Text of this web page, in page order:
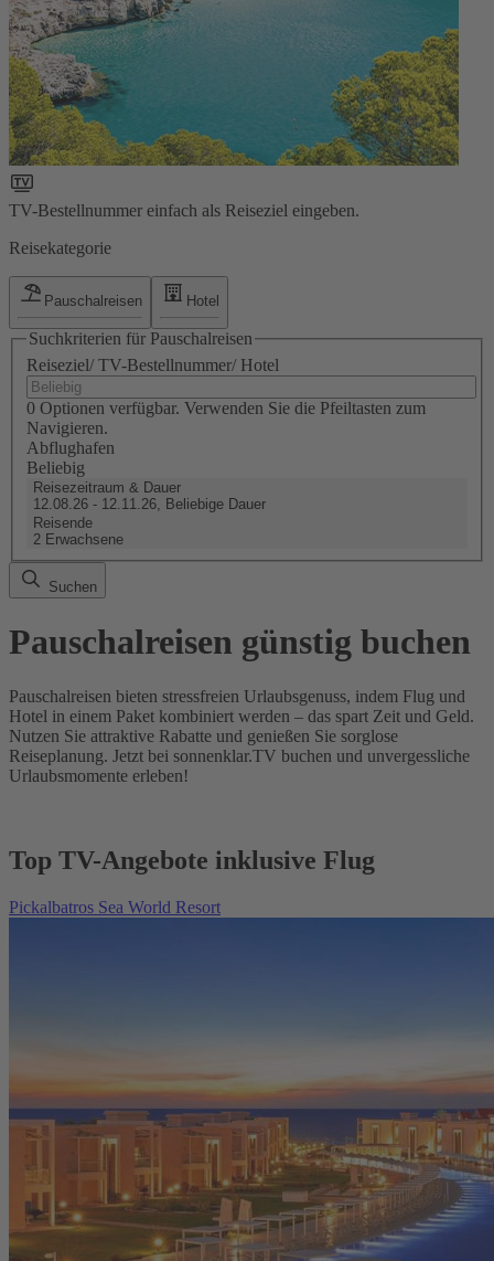
TV-Bestellnummer einfach als Reiseziel eingeben.
Reisekategorie
Pauschalreisen Hotel
Suchkriterien für Pauschalreisen
Reiseziel/ TV-Bestellnummer/ Hotel
0 Optionen verfügbar. Verwenden Sie die Pfeiltasten zum
Navigieren.
Abflughafen
Beliebig
Reisezeitraum & Dauer
12.08.26 - 12.11.26, Beliebige Dauer
Reisende
2 Erwachsene
Suchen
Pauschalreisen günstig buchen
Pauschalreisen bieten stressfreien Urlaubsgenuss, indem Flug und
Hotel in einem Paket kombiniert werden – das spart Zeit und Geld.
Nutzen Sie attraktive Rabatte und genießen Sie sorglose
Reiseplanung. Jetzt bei sonnenklar.TV buchen und unvergessliche
Urlaubsmomente erleben!
Top TV-Angebote inklusive Flug
Pickalbatros Sea World Resort